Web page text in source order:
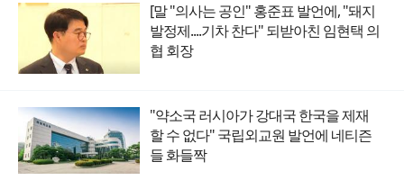
[말 "의사는 공인" 홍준표 발언에, "돼지
발정제....기차 찬다" 되받아친 임현택 의
협 회장
"약소국 러시아가 강대국 한국을 제재
할 수 없다" 국립외교원 발언에 네티즌
들 화들짝